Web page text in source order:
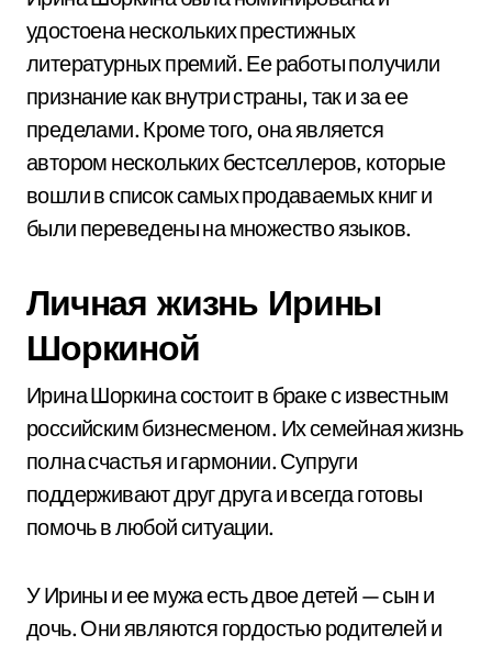
удостоена нескольких престижных
литературных премий. Ее работы получили
признание как внутри страны, так и за ее
пределами. Кроме того, она является
автором нескольких бестселлеров, которые
вошли в список самых продаваемых книг и
были переведены на множество языков.
Личная жизнь Ирины
Шоркиной
Ирина Шоркина состоит в браке с известным
российским бизнесменом. Их семейная жизнь
полна счастья и гармонии. Супруги
поддерживают друг друга и всегда готовы
помочь в любой ситуации.
У Ирины и ее мужа есть двое детей — сын и
дочь. Они являются гордостью родителей и